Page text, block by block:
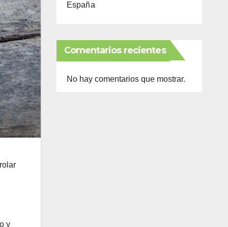
y
España
Comentarios recientes
No hay comentarios que mostrar.